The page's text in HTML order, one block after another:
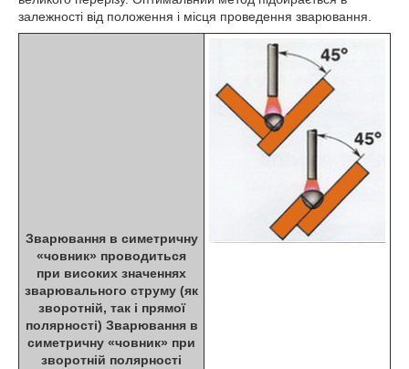
залежності від положення і місця проведення зварювання.
Зварювання в симетричну
«човник» проводиться
при високих значеннях
зварювального струму (як
зворотній, так і прямої
полярності) Зварювання в
симетричну «човник» при
зворотній полярності